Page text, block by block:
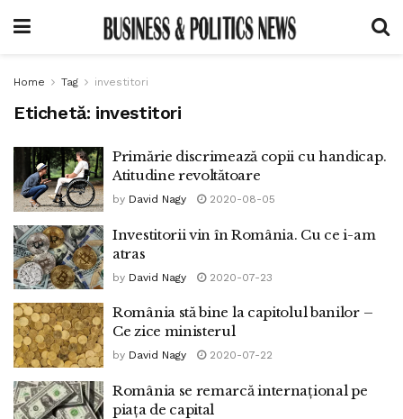
Home Tag investitori
Etichetă: investitori
Primărie discrimează copii cu handicap.
Atitudine revoltătoare
by David Nagy 2020-08-05
Investitorii vin în România. Cu ce i-am
atras
by David Nagy 2020-07-23
România stă bine la capitolul banilor –
Ce zice ministerul
by David Nagy 2020-07-22
România se remarcă internațional pe
piața de capital